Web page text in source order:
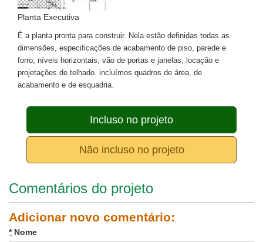
Planta Executiva
É a planta pronta para construir. Nela estão definidas todas as
dimensões, especificações de acabamento de piso, parede e
forro, níveis horizontais, vão de portas e janelas, locação e
projetações de telhado. incluímos quadros de área, de
acabamento e de esquadria.
Incluso no projeto
Não incluso no projeto
Comentários do projeto
Adicionar novo comentário:
*Nome